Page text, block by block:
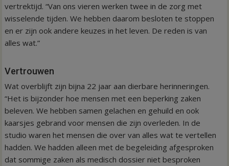
vertrektijd. “Van ons vieren werken twee in de zorg met
wisselende tijden. We hebben daarom besloten te stoppen
en er zijn ook andere keuzes in het leven. De reden is van
alles wat.”
Vertrouwen
Wat overblijft zijn bijna 22 jaar aan dierbare herinneringen.
“Het is bijzonder hoe mensen met een beperking zaken
beleven. We hebben samen gelachen en gehuild en ook
kaarsjes gebrand voor mensen die zijn overleden. In de
studio waren het mensen die over van alles wat te vertellen
hadden. We hadden alleen met de begeleiding afgesproken
dat sommige zaken als medisch dossier niet besproken